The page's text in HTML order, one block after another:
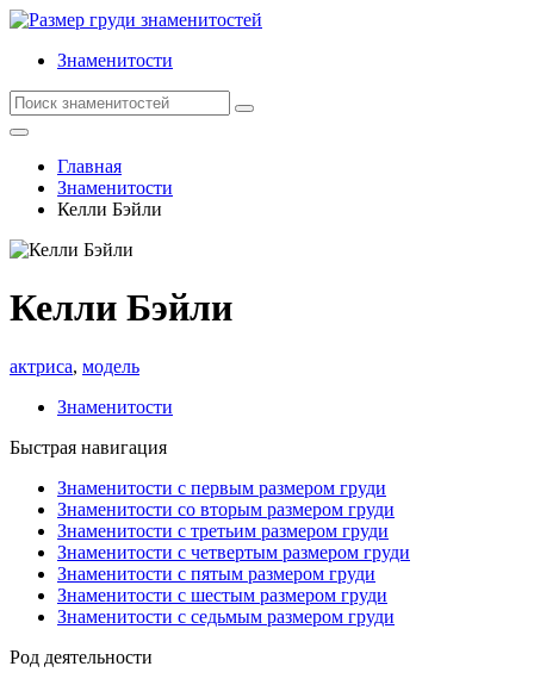
Знаменитости
Главная
Знаменитости
Келли Бэйли
Келли Бэйли
актриса, модель
Знаменитости
Быстрая навигация
Знаменитости с первым размером груди
Знаменитости со вторым размером груди
Знаменитости с третьим размером груди
Знаменитости с четвертым размером груди
Знаменитости с пятым размером груди
Знаменитости с шестым размером груди
Знаменитости с седьмым размером груди
Род деятельности